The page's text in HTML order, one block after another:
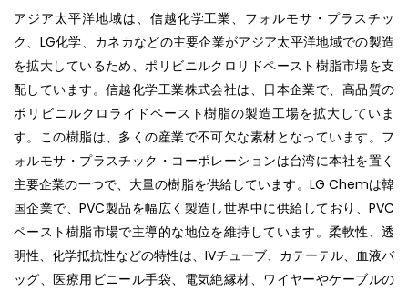
アジア太平洋地域は、信越化学工業、フォルモサ・プラスチッ
ク、LG化学、カネカなどの主要企業がアジア太平洋地域での製造
を拡大しているため、ポリビニルクロリドペースト樹脂市場を支
配しています。信越化学工業株式会社は、日本企業で、高品質の
ポリビニルクロライドペースト樹脂の製造工場を拡大していま
す。この樹脂は、多くの産業で不可欠な素材となっています。フ
ォルモサ・プラスチック・コーポレーションは台湾に本社を置く
主要企業の一つで、大量の樹脂を供給しています。LG Chemは韓
国企業で、PVC製品を幅広く製造し世界中に供給しており、PVC
ペースト樹脂市場で主導的な地位を維持しています。柔軟性、透
明性、化学抵抗性などの特性は、IVチューブ、カテーテル、血液バ
ッグ、医療用ビニール手袋、電気絶縁材、ワイヤーやケーブルの